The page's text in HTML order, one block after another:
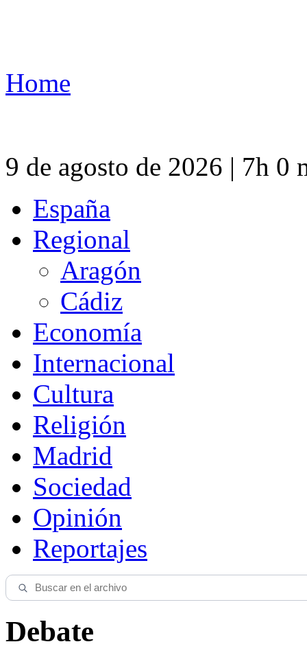
Home
9 de agosto de 2026 | 7h 0
España
Regional
Aragón
Cádiz
Economía
Internacional
Cultura
Religión
Madrid
Sociedad
Opinión
Reportajes
Debate